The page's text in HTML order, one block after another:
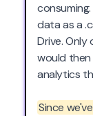
data as a
Drive. Only
would
analytics
Since